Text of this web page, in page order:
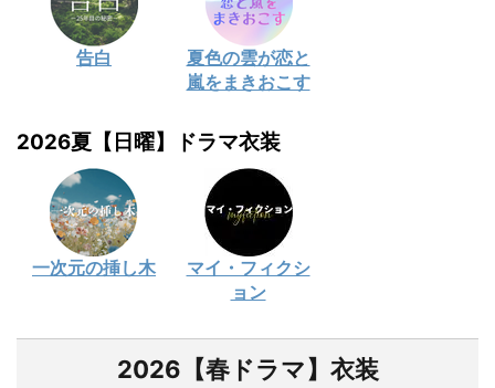
告白
夏色の雲が恋と
嵐をまきおこす
2026夏【日曜】ドラマ衣装
一次元の挿し木
マイ・フィクシ
ョン
2026【春ドラマ】衣装